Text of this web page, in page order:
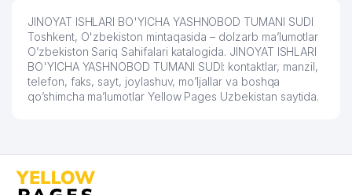
JINOYAT ISHLARI BO'YICHA YASHNOBOD TUMANI SUDI
Toshkent, O'zbekiston mintaqasida – dolzarb ma’lumotlar
O’zbekiston Sariq Sahifalari katalogida. JINOYAT ISHLARI
BO'YICHA YASHNOBOD TUMANI SUDI: kontaktlar, manzil,
telefon, faks, sayt, joylashuv, mo’ljallar va boshqa
qo’shimcha ma’lumotlar Yellow Pages Uzbekistan saytida.